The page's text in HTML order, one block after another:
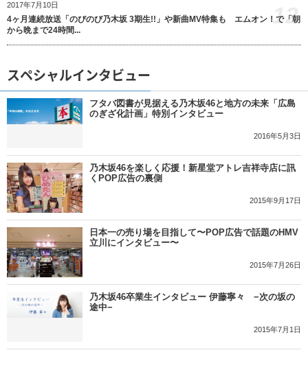
2017年7月10日
4ヶ月連続放送「のびのび乃木坂 3期生!!」や新曲MV特集も エムオン！で「朝
から晩まで24時間...
12
スペシャルインタビュー
フタバ図書が見据える乃木坂46と地方の未来「広島
のぎざ化計画」特別インタビュー
2016年5月3日
乃木坂46を楽しく応援！新星堂アトレ吉祥寺店に訊
くPOP広告の裏側
2015年9月17日
日本一の売り場を目指して〜POP広告で話題のHMV
立川にインタビュー〜
2015年7月26日
乃木坂46卒業生インタビュー 伊藤寧々 −次の坂の
途中−
2015年7月1日